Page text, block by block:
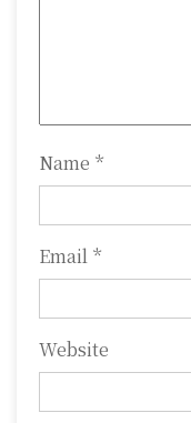
n
Name *
Email *
Website